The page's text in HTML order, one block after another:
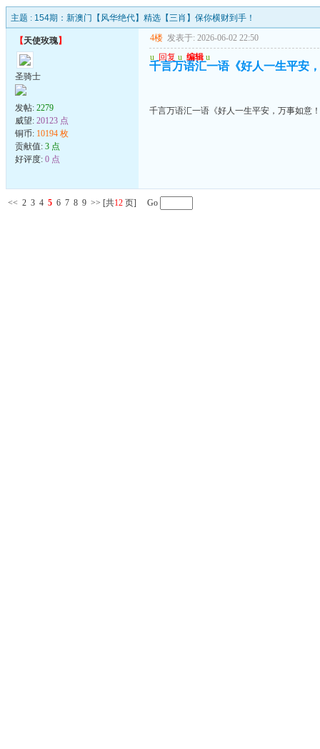
主题 : 154期：新澳门【风华绝代】精选【三肖】保你横财到手！
【天使玫瑰】
圣骑士
发帖: 2279
威望: 20123 点
铜币: 10194 枚
贡献值: 3 点
好评度: 0 点
4楼 发表于: 2026-06-02 22:50
u 回复 u 编辑 u
千言万语汇一语《好人一生平安
千言万语汇一语《好人一生平安，万事如意！
<< 2 3 4 5 6 7 8 9 >> [共12 页] Go